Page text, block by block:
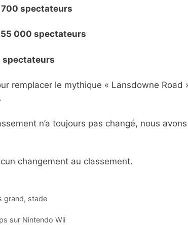
700 spectateurs
55 000 spectateurs
spectateurs
remplacer le mythique « Lansdowne Road
n’a toujours pas changé, nous avons
changement au classement.
grand, stade
sur Nintendo Wii